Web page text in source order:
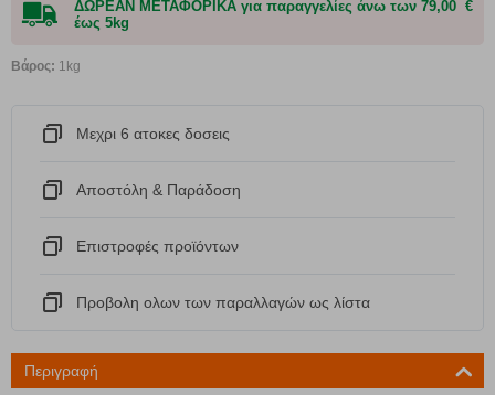
ΔΩΡΕΑΝ ΜΕΤΑΦΟΡΙΚΑ για παραγγελίες άνω των 79,00 €
έως 5kg
Βάρος: 1kg
Μεχρι 6 ατοκες δοσεις
Αποστόλη & Παράδοση
Eπιστροφές προϊόντων
Προβολη ολων των παραλλαγών ως λίστα
Περιγραφή